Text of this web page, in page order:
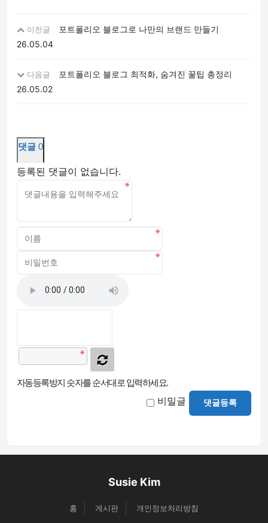
이전글
포트폴리오 블로그로 나만의 브랜드 만들기
26.05.04
다음글
포트폴리오 블로그 최적화, 숨겨진 꿀팁 총정리
26.05.02
댓글 0
등록된 댓글이 없습니다.
자동등록방지 숫자를 순서대로 입력하세요.
비밀글 댓글등록
Susie Kim
홈 게시판 개인정보처리방침